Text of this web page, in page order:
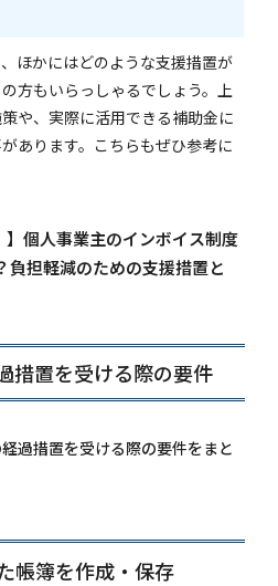
ほかにはどのような支援措置が
方もいらっしゃるでしょう。上
や、実際に活用できる補助金に
あります。こちらもぜひ参考に
】個人事業主のインボイス制度
負担軽減のための支援措置と
措置を受ける際の要件
過措置を受ける際の要件をまと
帳簿を作成・保存